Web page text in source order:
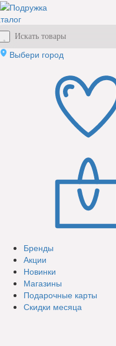
Выбери город
Бренды
Акции
Новинки
Магазины
Подарочные карты
Скидки месяца